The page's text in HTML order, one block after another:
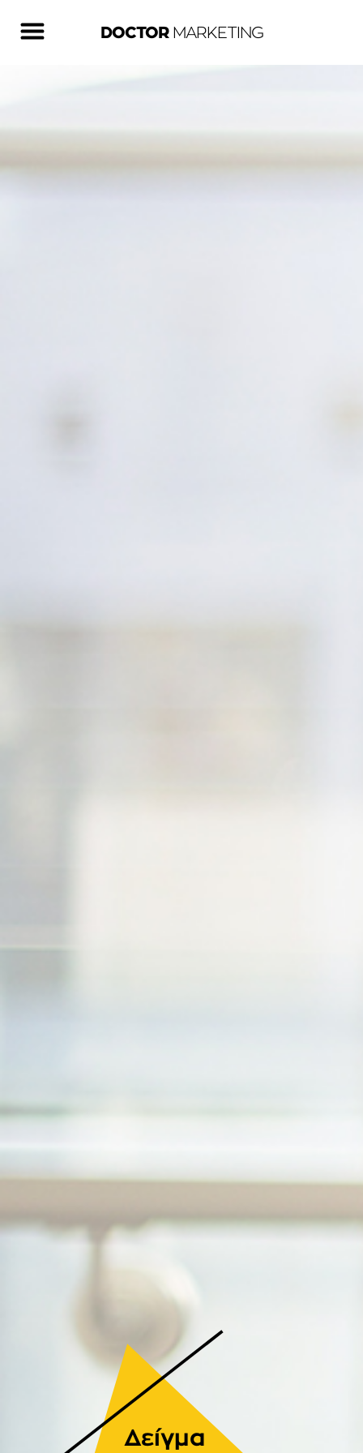
DOCTORMARKETING
Δείγμα